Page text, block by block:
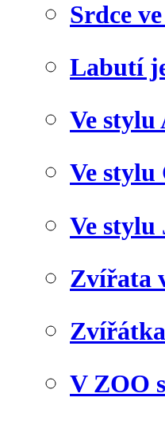
Srdce
Labutí
Ve
Ve
Ve stylu
Zvířata
V ZOO